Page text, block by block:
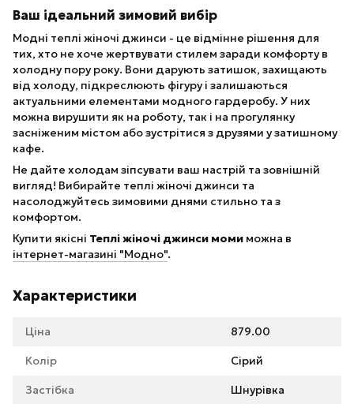
Ваш ідеальний зимовий вибір
Модні теплі жіночі джинси - це відмінне рішення для
тих, хто не хоче жертвувати стилем заради комфорту в
холодну пору року. Вони дарують затишок, захищають
від холоду, підкреслюють фігуру і залишаються
актуальними елементами модного гардеробу. У них
можна вирушити як на роботу, так і на прогулянку
засніженим містом або зустрітися з друзями у затишному
кафе.
Не дайте холодам зіпсувати ваш настрій та зовнішній
вигляд! Вибирайте теплі жіночі джинси та
насолоджуйтесь зимовими днями стильно та з
комфортом.
Купити якісні Теплі жіночі джинси моми можна в
інтернет-магазині "Модно".
Характеристики
Ціна 879.00
Колір Сірий
Застібка Шнурівка